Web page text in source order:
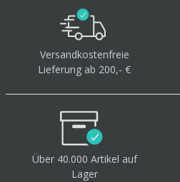
Versandkostenfreie
Lieferung ab 200,- €
Über 40.000 Artikel auf
Lager